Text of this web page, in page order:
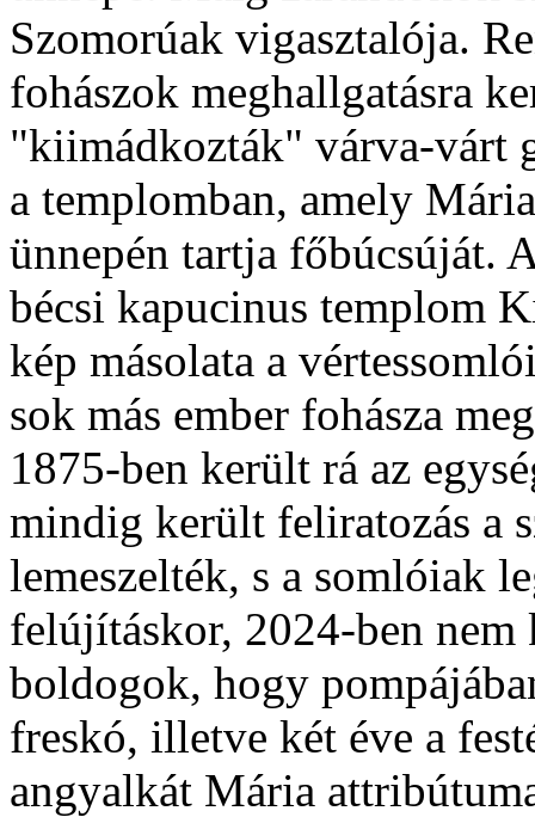
Szomorúak vigasztalója.
fohászok meghallgatásra
"kiimádkozták" várva-várt
a templomban, amely
ünnepén tartja főbúcsúját.
bécsi kapucinus templom
kép másolata a
sok más ember fohásza
1875-ben került rá az
mindig került feliratozás a
lemeszelték, s a somlóiak
felújításkor, 2024-ben
boldogok, hogy
freskó, illetve két éve a
angyalkát Mária